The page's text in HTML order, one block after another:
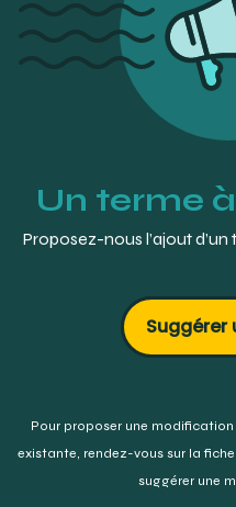
Un terme
Proposez-nous l’ajout
Suggérer
Pour proposer une
existante, rendez-vous sur la
suggérer une